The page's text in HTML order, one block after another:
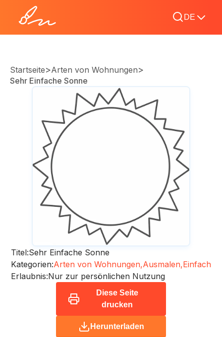
DE
Startseite>Arten von Wohnungen>
Sehr Einfache Sonne
Titel:Sehr Einfache Sonne
Kategorien:Arten von Wohnungen,Ausmalen,Einfach
Erlaubnis:Nur zur persönlichen Nutzung
Diese Seite
drucken
Herunterladen